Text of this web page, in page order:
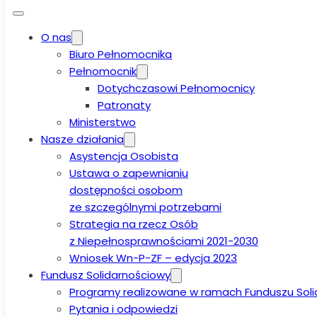
O nas
Biuro Pełnomocnika
Pełnomocnik
Dotychczasowi Pełnomocnicy
Patronaty
Ministerstwo
Nasze działania
Asystencja Osobista
Ustawa o zapewnianiu
dostępności osobom
ze szczególnymi potrzebami
Strategia na rzecz Osób
z Niepełnosprawnościami 2021-2030
Wniosek Wn-P-ZF – edycja 2023
Fundusz Solidarnościowy
Programy realizowane w ramach Funduszu
Pytania i odpowiedzi